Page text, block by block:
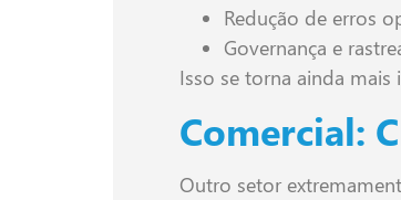
Redução de erros
Governança e
Isso se torna ainda
Comercial:
Outro setor